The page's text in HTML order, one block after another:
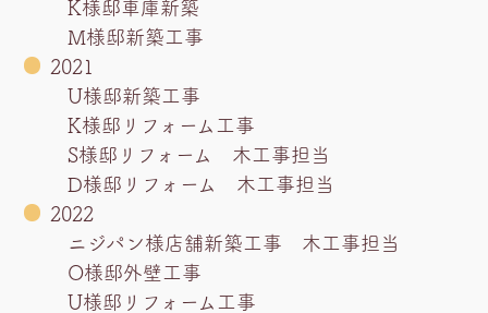
K様邸車庫新築
M様邸新築工事
2021
U様邸新築工事
K様邸リフォーム工事
S様邸リフォーム 木工事担当
D様邸リフォーム 木工事担当
2022
ニジパン様店舗新築工事 木工事担当
O様邸外壁工事
U様邸リフォーム工事